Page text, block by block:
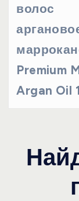
волос
Premium
Argan Oil